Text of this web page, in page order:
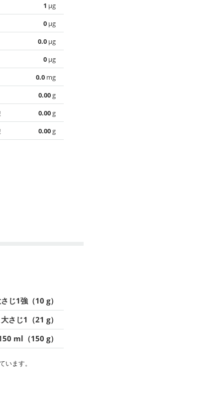
1 µg
0 µg
0.0 µg
0 µg
0.0 mg
0.00g
0.00g
0.00g
じ1強（10 g）
大さじ1（21 g）
ml（150 g）
ます。